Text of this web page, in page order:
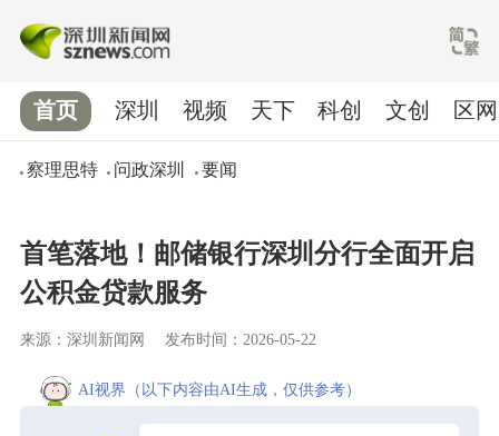
首页
察理思特 问政深圳 要闻
深圳 视频 天下 科创 文创 区网
首笔落地！邮储银行深圳分行全面开启
公积金贷款服务
来源：深圳新闻网 发布时间：2026-05-22
AI视界 （以下内容由AI生成，仅供参考）